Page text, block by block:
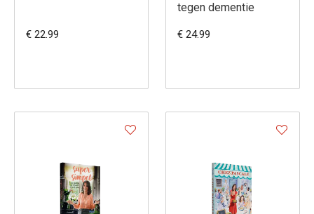
€ 22.99
tegen dementie
€ 24.99